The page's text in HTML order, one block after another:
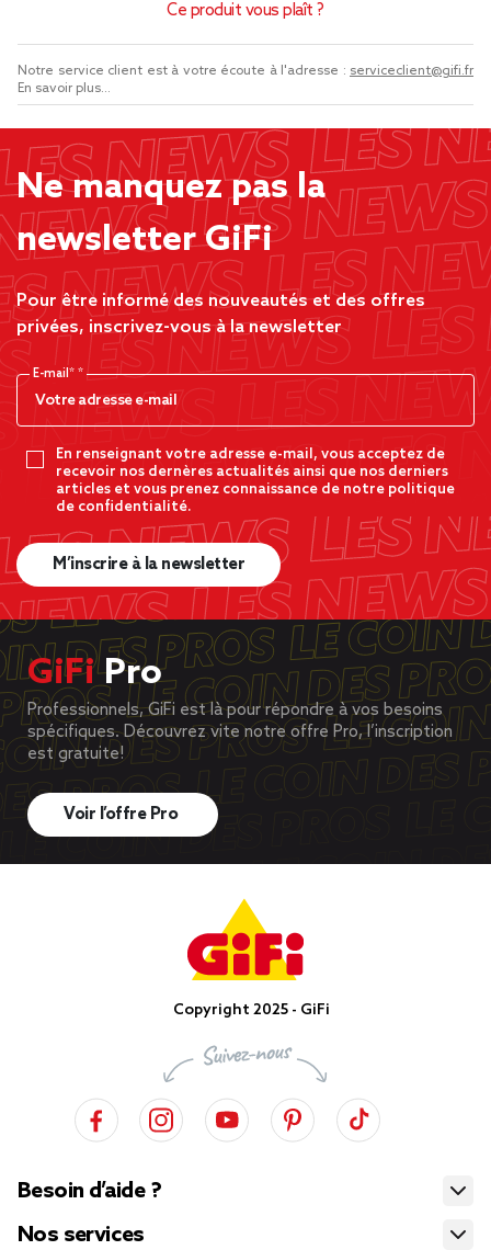
Ce produit vous plaît ?
Notre service client est à votre écoute à l'adresse : serviceclient@gifi.fr
En savoir plus...
Ne manquez pas la
newsletter GiFi
Pour être informé des nouveautés et des offres
privées, inscrivez-vous à la newsletter
E-mail*
En renseignant votre adresse e-mail, vous acceptez de
recevoir nos dernères actualités ainsi que nos derniers
articles et vous prenez connaissance de notre politique
de confidentialité.
M’inscrire à la newsletter
GiFiPro
Professionnels, GiFi est là pour répondre à vos besoins
spécifiques. Découvrez vite notre offre Pro, l’inscription
est gratuite!
Voir l’offre Pro
Copyright 2025 - GiFi
Besoin d’aide ?
Nos services